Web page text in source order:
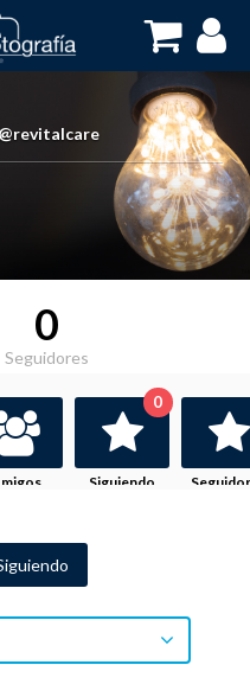
@revitalcare
0
Seguidores
Siguiendo
0